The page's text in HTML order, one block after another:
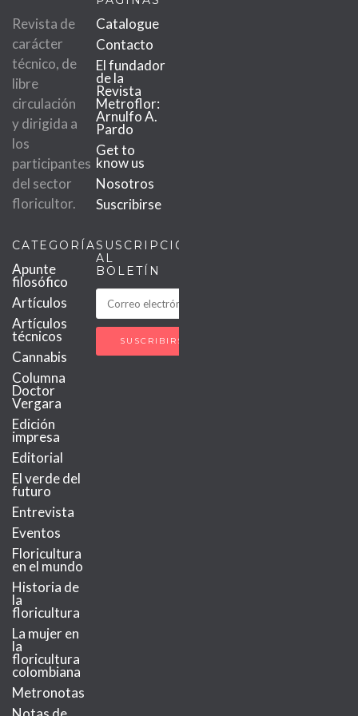
Revista de
carácter
técnico, de
libre
circulación
y dirigida a
los
participantes
del sector
floricultor.
Catalogue
Contacto
El fundador
de la
Revista
Metroflor:
Arnulfo A.
Pardo
Get to
know us
Nosotros
Suscribirse
CATEGORÍAS
Apunte
filosófico
Artículos
Artículos
técnicos
Cannabis
Columna
Doctor
Vergara
Edición
impresa
Editorial
El verde del
futuro
Entrevista
Eventos
Floricultura
en el mundo
Historia de
la
floricultura
La mujer en
la
floricultura
colombiana
Metronotas
SUSCRIPCIÓN
AL
BOLETÍN